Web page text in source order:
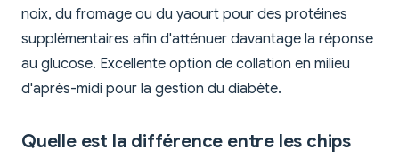
noix, du fromage ou du yaourt pour des protéines
supplémentaires afin d'atténuer davantage la réponse
au glucose. Excellente option de collation en milieu
d'après-midi pour la gestion du diabète.
Quelle est la différence entre les chips